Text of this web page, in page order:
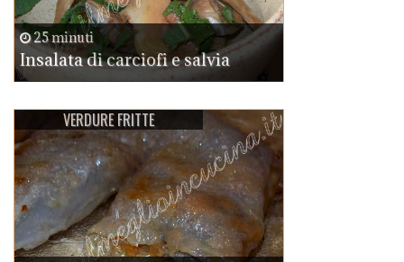
25 minuti
Insalata di carciofi e salvia
VERDURE FRITTE